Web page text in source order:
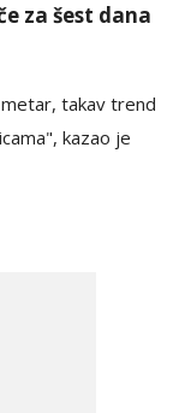
za šest dana
takav trend
kazao je